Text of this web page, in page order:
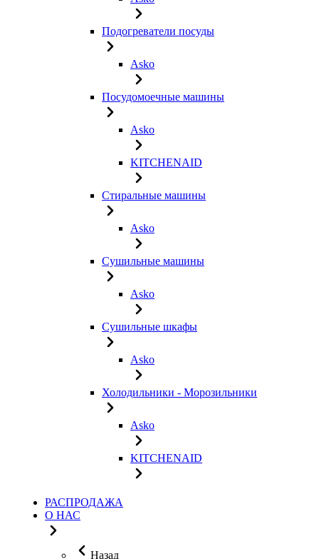
Подогреватели посуды
Asko
Посудомоечные машины
Asko
KITCHENAID
Стиральные машины
Asko
Сушильные машины
Asko
Сушильные шкафы
Asko
Холодильники - Морозильники
Asko
KITCHENAID
РАСПРОДАЖА
О НАС
Назад